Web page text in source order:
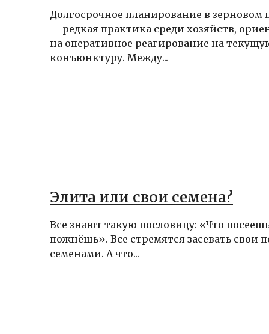
Долгосрочное планирование в зерновом
— редкая практика среди хозяйств,
на оперативное реагирование на
конъюнктуру. Между...
Элита или свои семена?
Все знают такую пословицу: «Что
пожнёшь». Все стремятся засевать свои
семенами. А что...